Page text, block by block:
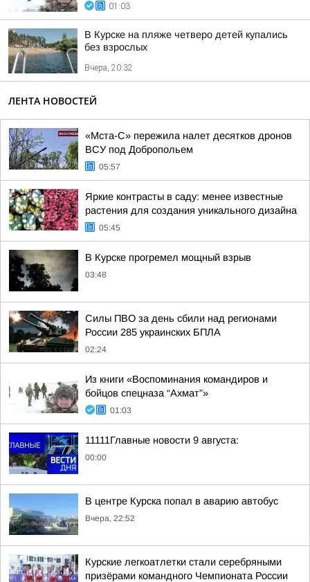
01:03
В Курске на пляже четверо детей купались
без взрослых
Вчера, 20:32
ЛЕНТА НОВОСТЕЙ
«Мста-С» пережила налет десятков дронов
ВСУ под Добропольем
05:57
Яркие контрасты в саду: менее известные
растения для создания уникального дизайна
05:45
В Курске прогремел мощный взрыв
03:48
Силы ПВО за день сбили над регионами
России 285 украинских БПЛА
02:24
Из книги «Воспоминания командиров и
бойцов спецназа “Ахмат”»
01:03
11111Главные новости 9 августа:
00:00
В центре Курска попал в аварию автобус
Вчера, 22:52
Курские легкоатлетки стали серебряными
призёрами командного Чемпионата России